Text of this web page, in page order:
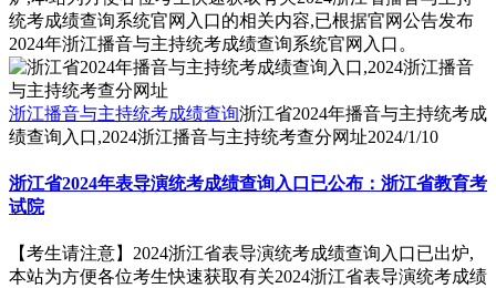
统考成绩查询系统官网入口的相关内容,已根据官网公告发布
2024年浙江播音与主持统考成绩查询系统官网入口。
浙江播音与主持统考成绩查询浙江省2024年播音与主持统考成
绩查询入口,2024浙江播音与主持统考查分网址2024/1/10
浙江省2024年表导演统考成绩查询入口已公布：浙江省教育考
试院
【考生请注意】2024浙江省表导演统考成绩查询入口已出炉,
本站为方便各位考生快速获取有关2024浙江省表导演统考成绩